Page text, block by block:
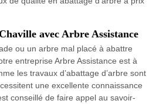
avec Arbre Assistance
ou un arbre mal placé à abattre
entreprise Arbre Assistance est à
les travaux d’abattage d’arbre sont
une excellente connaissance
conseillé de faire appel au savoir-